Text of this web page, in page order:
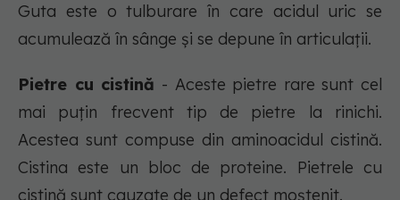
Guta este o tulburare în care acidul uric se
acumulează în sânge și se depune în articulații.
Pietre cu cistină - Aceste pietre rare sunt cel
mai puțin frecvent tip de pietre la rinichi.
Acestea sunt compuse din aminoacidul cistină.
Cistina este un bloc de proteine. Pietrele cu
cistină sunt cauzate de un defect moștenit.